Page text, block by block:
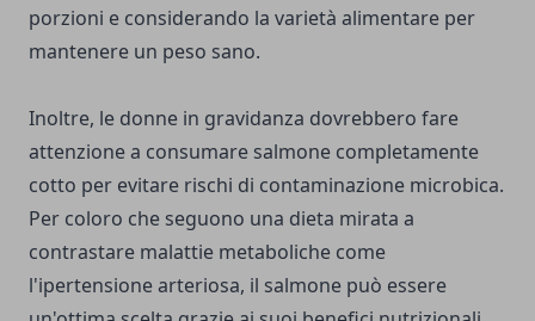
porzioni e considerando la varietà alimentare per
mantenere un peso sano.
Inoltre, le donne in gravidanza dovrebbero fare
attenzione a consumare salmone completamente
cotto per evitare rischi di contaminazione microbica.
Per coloro che seguono una dieta mirata a
contrastare malattie metaboliche come
l'ipertensione arteriosa, il salmone può essere